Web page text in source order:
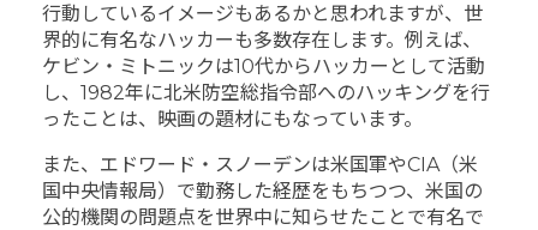
行動しているイメージもあるかと思われますが、世
界的に有名なハッカーも多数存在します。例えば、
ケビン・ミトニックは10代からハッカーとして活動
し、1982年に北米防空総指令部へのハッキングを行
ったことは、映画の題材にもなっています。
また、エドワード・スノーデンは米国軍やCIA（米
国中央情報局）で勤務した経歴をもちつつ、米国の
公的機関の問題点を世界中に知らせたことで有名で